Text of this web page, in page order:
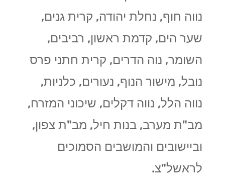
נווה חוף, נחלת יהודה, קרית גנים,
שער הים, קדמת ראשון, רביבים,
השומר, נוה הדרים, קרית חתני פרס
נובל, מישור הנוף, נעורים, כלניות,
נווה הלל, נווה דקלים, שיכוני המזרח,
מב"ת מערב, בנות חיל, מב"ת צפון,
וביישובים והמושבים הסמוכים
לראשל"צ.